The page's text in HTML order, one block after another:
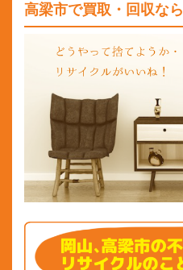
高梁市で買取・回収なら